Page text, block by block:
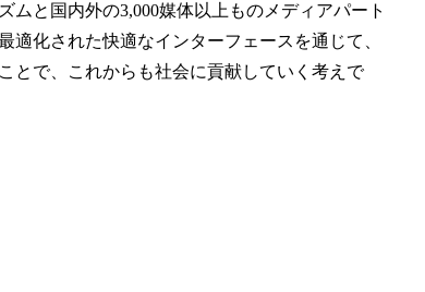
と国内外の3,000媒体以上ものメディアパート
化された快適なインターフェースを通じて、
とで、これからも社会に貢献していく考えで